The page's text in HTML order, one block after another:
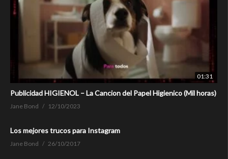
01:31
Publicidad HIGIENOL – La Cancion del Papel Higienico (Mil horas)
Jane Bond 12/10/2023
Los mejores trucos para Instagram
Jane Bond 26/10/2017